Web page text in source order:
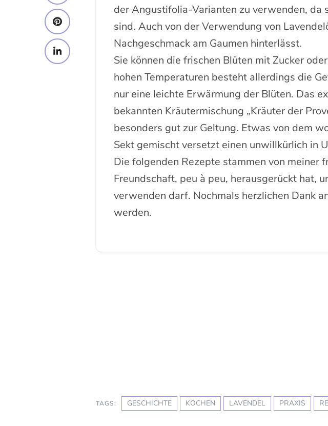
der Angustifolia-Varianten zu verwenden, da
sind. Auch von der Verwendung von
Nachgeschmack am Gaumen hinterlässt.
Sie können die frischen Blüten mit Zucker
hohen Temperaturen besteht allerdings die
nur eine leichte Erwärmung der Blüten. Das
bekannten Kräutermischung „Kräuter der
besonders gut zur Geltung. Etwas von dem
Sekt gemischt versetzt einen unwillkürlich in
Die folgenden Rezepte stammen von meiner
Freundschaft, peu à peu, herausgerückt hat,
verwenden darf. Nochmals herzlichen Dank
werden.
TAGS: GESCHICHTE KOCHEN LAVENDEL PRAXIS